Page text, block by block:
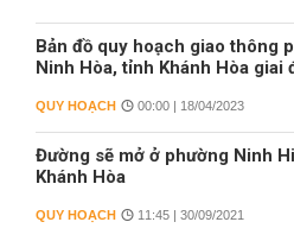
Bản đồ quy hoạch giao thông
Ninh Hòa, tỉnh Khánh Hòa giai
QUY HOẠCH 00:00 | 18/04/2023
Đường sẽ mở ở phường Ninh
Khánh Hòa
QUY HOẠCH 11:45 | 30/09/2021